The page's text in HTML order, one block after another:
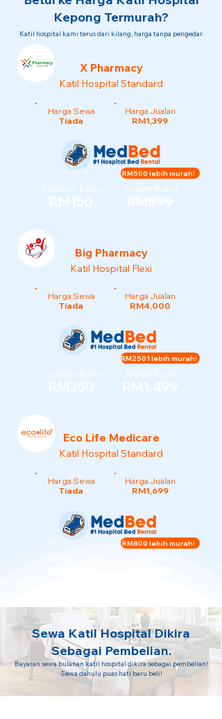
Kepong Termurah?
Katil hospital kami terus dari kilang, harga tanpa pengedar.
X Pharmacy
Katil Hospital Standard
Harga Sewa
Tiada
Harga Jualan
RM1,399
Sewaan Kami
RM150
Jualan Kami
RM899
RM500 lebih murah!
Big Pharmacy
Katil Hospital Flexi
Harga Sewa
Tiada
Harga Jualan
RM4,000
Sewaan Kami
RM250
Jualan Kami
RM1,499
RM2501 lebih murah!
Eco Life Medicare
Katil Hospital Standard
Harga Sewa
Tiada
Harga Jualan
RM1,699
RM800 lebih murah!
Sewa Katil Hospital Dikira
Sebagai Pembelian.
Bayaran sewa bulanan katil hospital dikira sebagai pembelian!
Sewa dahulu puas hati baru beli!